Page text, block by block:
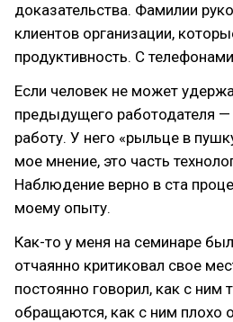
доказательства. Фамилии
клиентов организации,
продуктивность. С
Если человек не может
предыдущего работодателя —
работу. У него «рыльце в
мое мнение, это часть
Наблюдение верно в ста
моему опыту.
Как-то у меня на семинаре
отчаянно критиковал свое
постоянно говорил, как с ним
обращаются, как с ним плохо